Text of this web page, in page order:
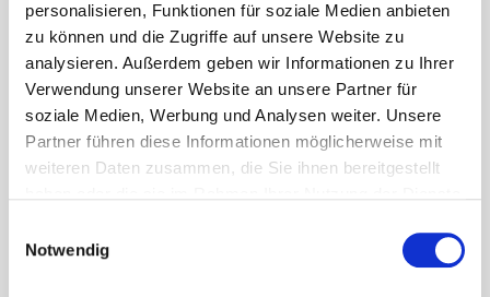
personalisieren, Funktionen für soziale Medien anbieten
zu können und die Zugriffe auf unsere Website zu
analysieren. Außerdem geben wir Informationen zu Ihrer
Verwendung unserer Website an unsere Partner für
soziale Medien, Werbung und Analysen weiter. Unsere
Partner führen diese Informationen möglicherweise mit
weiteren Daten zusammen, die Sie ihnen bereitgestellt
Cookies, wenn Sie unsere Webseite weiterhin nutzen.
Notwendig
Das Main Fuels Team gliedert sich in die Abteilungen
Commercial Supply und B2B Wholesale.
Das Commercial Supply Team konzentriert sich
auf dem Wasserweg.